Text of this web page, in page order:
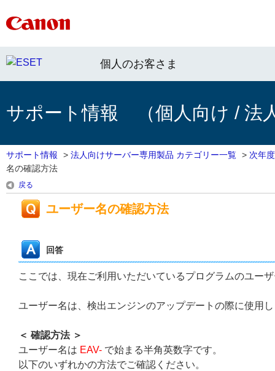
個人のお客さま
サポート情報 （個人向け / 法
サポート情報 > 法人向けサーバー専用製品 カテゴリー一覧 > 次年
名の確認方法
戻る
ユーザー名の確認方法
回答
ここでは、現在ご利用いただいているプログラムのユー
ユーザー名は、検出エンジンのアップデートの際に使用
＜ 確認方法 ＞
ユーザー名は EAV- で始まる半角英数字です。
以下のいずれかの方法でご確認ください。